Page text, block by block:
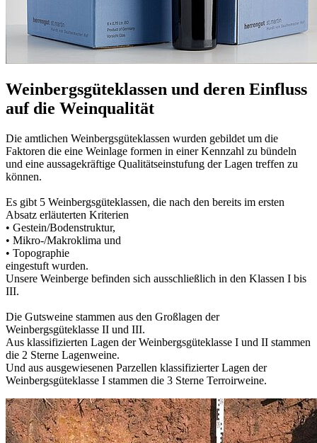
Weinbergsgüteklassen und deren Einfluss
auf die Weinqualität
Die amtlichen Weinbergsgüteklassen wurden gebildet um die
Faktoren die eine Weinlage formen in einer Kennzahl zu bündeln
und eine aussagekräftige Qualitätseinstufung der Lagen treffen zu
können.
Es gibt 5 Weinbergsgüteklassen, die nach den bereits im ersten
Absatz erläuterten Kriterien
• Gestein/Bodenstruktur,
• Mikro-/Makroklima und
• Topographie
eingestuft wurden.
Unsere Weinberge befinden sich ausschließlich in den Klassen I bis
III.
Die Gutsweine stammen aus den Großlagen der
Weinbergsgüteklasse II und III.
Aus klassifizierten Lagen der Weinbergsgüteklasse I und II stammen
die 2 Sterne Lagenweine.
Und aus ausgewiesenen Parzellen klassifizierter Lagen der
Weinbergsgüteklasse I stammen die 3 Sterne Terroirweine.